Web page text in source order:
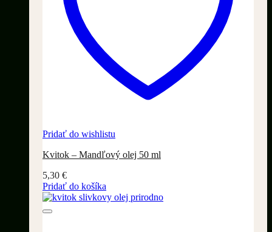
Pridať do wishlistu
Kvitok – Mandľový olej 50 ml
5,30 €
Pridať do košíka